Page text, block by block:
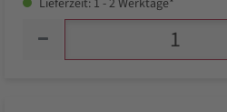
Lieferzeit: 1 - 2 Werktage*